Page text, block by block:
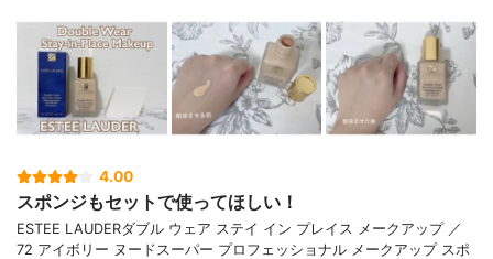
4.00
スポンジもセットで使ってほしい！
ESTEE LAUDERダブル ウェア ステイ イン プレイス メークアップ ／
72 アイボリー ヌードスーパー プロフェッショナル メークアップ スポ